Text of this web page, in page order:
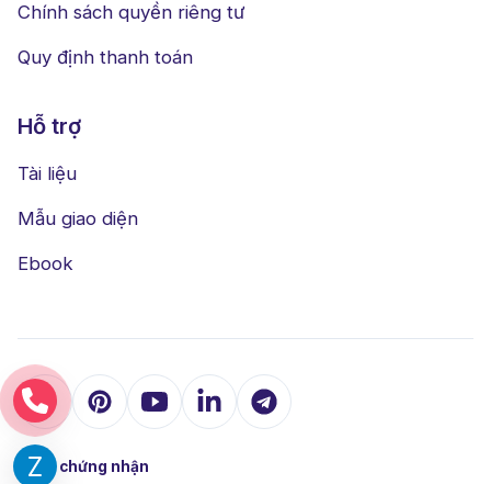
Chính sách quyền riêng tư
Quy định thanh toán
Hỗ trợ
Tài liệu
Mẫu giao diện
Ebook
Được chứng nhận